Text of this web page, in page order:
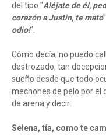
del tipo "Aléjate de él,
corazón a Justin, te mato
odio!".
Cómo decía, no puedo
destrozado, tan
sueño desde que todo
mechones de pelo por el
de arena y decir:
Selena, tía, como te